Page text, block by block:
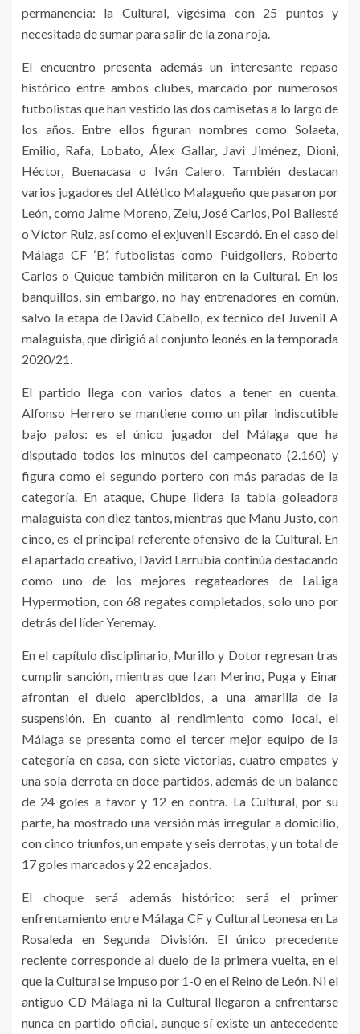
permanencia: la Cultural, vigésima con 25 puntos y
necesitada de sumar para salir de la zona roja.
El encuentro presenta además un interesante repaso
histórico entre ambos clubes, marcado por numerosos
futbolistas que han vestido las dos camisetas a lo largo de
los años. Entre ellos figuran nombres como Solaeta,
Emilio, Rafa, Lobato, Álex Gallar, Javi Jiménez, Dioni,
Héctor, Buenacasa o Iván Calero. También destacan
varios jugadores del Atlético Malagueño que pasaron por
León, como Jaime Moreno, Zelu, José Carlos, Pol Ballesté
o Víctor Ruiz, así como el exjuvenil Escardó. En el caso del
Málaga CF ‘B’, futbolistas como Puidgollers, Roberto
Carlos o Quique también militaron en la Cultural. En los
banquillos, sin embargo, no hay entrenadores en común,
salvo la etapa de David Cabello, ex técnico del Juvenil A
malaguista, que dirigió al conjunto leonés en la temporada
2020/21.
El partido llega con varios datos a tener en cuenta.
Alfonso Herrero se mantiene como un pilar indiscutible
bajo palos: es el único jugador del Málaga que ha
disputado todos los minutos del campeonato (2.160) y
figura como el segundo portero con más paradas de la
categoría. En ataque, Chupe lidera la tabla goleadora
malaguista con diez tantos, mientras que Manu Justo, con
cinco, es el principal referente ofensivo de la Cultural. En
el apartado creativo, David Larrubia continúa destacando
como uno de los mejores regateadores de LaLiga
Hypermotion, con 68 regates completados, solo uno por
detrás del líder Yeremay.
En el capítulo disciplinario, Murillo y Dotor regresan tras
cumplir sanción, mientras que Izan Merino, Puga y Einar
afrontan el duelo apercibidos, a una amarilla de la
suspensión. En cuanto al rendimiento como local, el
Málaga se presenta como el tercer mejor equipo de la
categoría en casa, con siete victorias, cuatro empates y
una sola derrota en doce partidos, además de un balance
de 24 goles a favor y 12 en contra. La Cultural, por su
parte, ha mostrado una versión más irregular a domicilio,
con cinco triunfos, un empate y seis derrotas, y un total de
17 goles marcados y 22 encajados.
El choque será además histórico: será el primer
enfrentamiento entre Málaga CF y Cultural Leonesa en La
Rosaleda en Segunda División. El único precedente
reciente corresponde al duelo de la primera vuelta, en el
que la Cultural se impuso por 1-0 en el Reino de León. Ni el
antiguo CD Málaga ni la Cultural llegaron a enfrentarse
nunca en partido oficial, aunque sí existe un antecedente